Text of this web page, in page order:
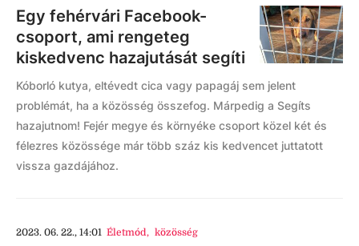
Egy fehérvári Facebook-
csoport, ami rengeteg
kiskedvenc hazajutását segíti
Kóborló kutya, eltévedt cica vagy papagáj sem jelent
problémát, ha a közösség összefog. Márpedig a Segíts
hazajutnom! Fejér megye és környéke csoport közel két és
félezres közössége már több száz kis kedvencet juttatott
vissza gazdájához.
2023. 06. 22., 14:01 Életmód, közösség